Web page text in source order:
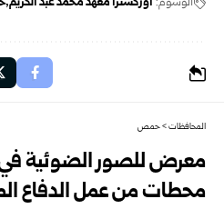
المحافظات>حمص
معرض للصور الضوئية
محطات من عمل الدفاع